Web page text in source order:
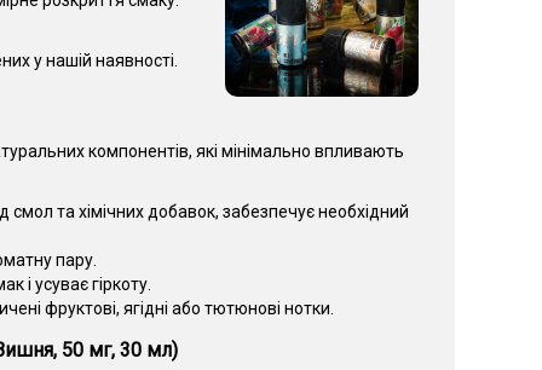
у нашій наявності.
компонентів, які мінімально впливають
та хімічних добавок, забезпечує необхідний
пару.
і усуває гіркоту.
фруктові, ягідні або тютюнові нотки.
50 мг, 30 мл)